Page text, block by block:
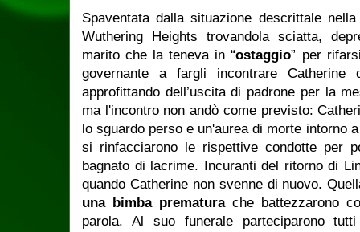
Spaventata dalla situazione descrittale
Wuthering Heights trovandola sciatta,
marito che la teneva in “ostaggio” per
governante a fargli incontrare
approfittando dell’uscita di padrone per la
ma l'incontro non andò come previsto:
lo sguardo perso e un'aurea di morte intorno
si rinfacciarono le rispettive condotte per
bagnato di lacrime. Incuranti del ritorno di
quando Catherine non svenne di nuovo.
una bimba prematura che battezzarono
parola. Al suo funerale parteciparono